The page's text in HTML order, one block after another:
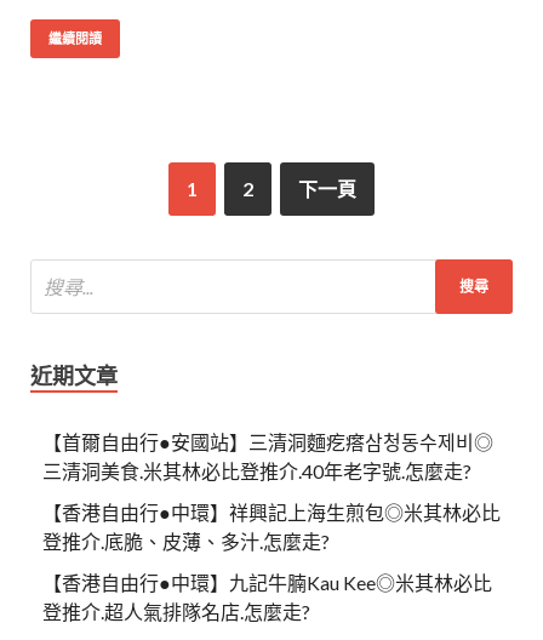
繼續閱讀
1 2 下一頁
近期文章
【首爾自由行●安國站】三清洞麵疙瘩삼청동수제비◎
三清洞美食.米其林必比登推介.40年老字號.怎麼走?
【香港自由行●中環】祥興記上海生煎包◎米其林必比
登推介.底脆、皮薄、多汁.怎麼走?
【香港自由行●中環】九記牛腩Kau Kee◎米其林必比
登推介.超人氣排隊名店.怎麼走?